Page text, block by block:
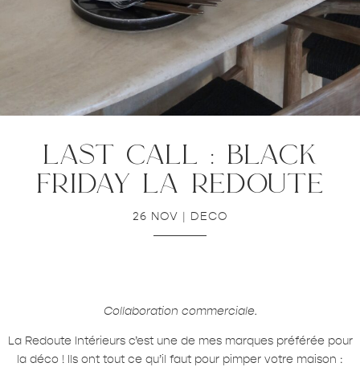
last call : black
friday la redoute
26 NOV | DECO
Collaboration commerciale.
La Redoute Intérieurs c’est une de mes marques préférée pour
la déco ! Ils ont tout ce qu’il faut pour pimper votre maison :